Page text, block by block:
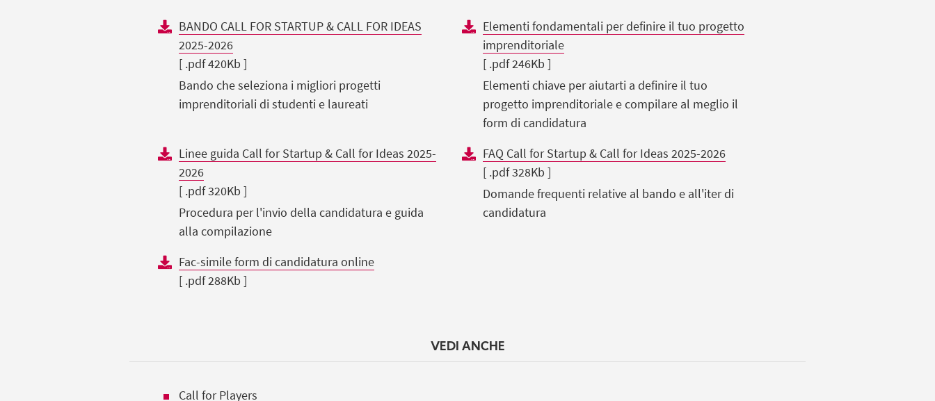
BANDO CALL FOR STARTUP & CALL FOR IDEAS
2025-2026
[ .pdf 420Kb ]
Bando che seleziona i migliori progetti
imprenditoriali di studenti e laureati
Elementi fondamentali per definire il tuo progetto
imprenditoriale
[ .pdf 246Kb ]
Elementi chiave per aiutarti a definire il tuo
progetto imprenditoriale e compilare al meglio il
form di candidatura
Linee guida Call for Startup & Call for Ideas 2025-
2026
[ .pdf 320Kb ]
Procedura per l'invio della candidatura e guida
alla compilazione
FAQ Call for Startup & Call for Ideas 2025-2026
[ .pdf 328Kb ]
Domande frequenti relative al bando e all'iter di
candidatura
Fac-simile form di candidatura online
[ .pdf 288Kb ]
VEDI ANCHE
Call for Players